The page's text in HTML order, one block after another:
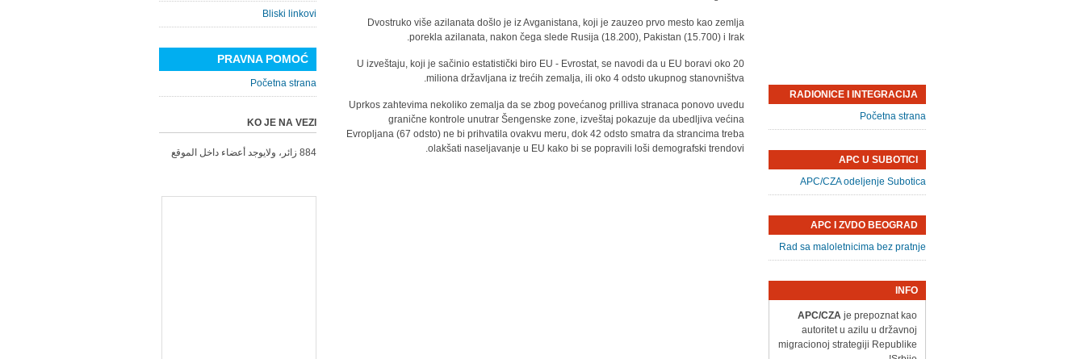
Dvostruko više azilanata došlo je iz Avganistana, koji je zauzeo prvo mesto kao zemlja
porekla azilanata, nakon čega slede Rusija (18.200), Pakistan (15.700) i Irak.
U izveštaju, koji je sačinio estatistički biro EU - Evrostat, se navodi da u EU boravi oko 20
miliona državljana iz trećih zemalja, ili oko 4 odsto ukupnog stanovništva.
Uprkos zahtevima nekoliko zemalja da se zbog povećanog prilliva stranaca ponovo uvedu
granične kontrole unutrar Šengenske zone, izveštaj pokazuje da ubedljiva većina
Evropljana (67 odsto) ne bi prihvatila ovakvu meru, dok 42 odsto smatra da strancima treba
olakšati naseljavanje u EU kako bi se popravili loši demografski trendovi.
Bliski linkovi
PRAVNA POMOĆ
Početna strana
KO JE NA VEZI
884 زائر، ولايوجد أعضاء داخل الموقع
RADIONICE I INTEGRACIJA
Početna strana
APC U SUBOTICI
APC/CZA odeljenje Subotica
APC I ZVDO BEOGRAD
Rad sa maloletnicima bez pratnje
INFO
APC/CZA je prepoznat kao
autoritet u azilu u državnoj
migracionoj strategiji Republike